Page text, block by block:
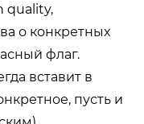
quality,
о конкретных
флаг.
вставит в
пусть и